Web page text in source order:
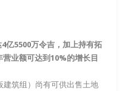
亿5500万令吉，加上持有拓
业额可达到10%的增长目
建筑组）尚有可供出售土地